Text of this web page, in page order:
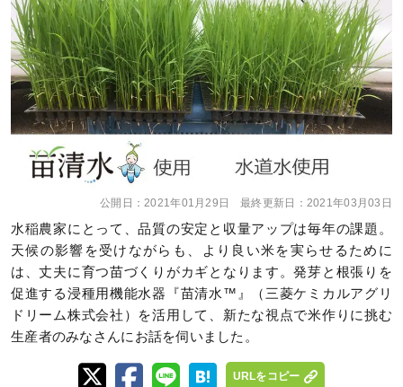
公開日：2021年01月29日 最終更新日： 2021年03月03日
水稲農家にとって、品質の安定と収量アップは毎年の課題。
天候の影響を受けながらも、より良い米を実らせるために
は、丈夫に育つ苗づくりがカギとなります。発芽と根張りを
促進する浸種用機能水器『苗清水™』（三菱ケミカルアグリ
ドリーム株式会社）を活用して、新たな視点で米作りに挑む
生産者のみなさんにお話を伺いました。
URLをコピー